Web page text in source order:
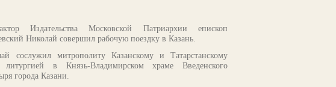
Издательства Московской Патриархии епископ
Николай совершил рабочую поездку в Казань.
сослужил митрополиту Казанскому и Татарстанскому
в Князь-Владимирском храме Введенского
города Казани.